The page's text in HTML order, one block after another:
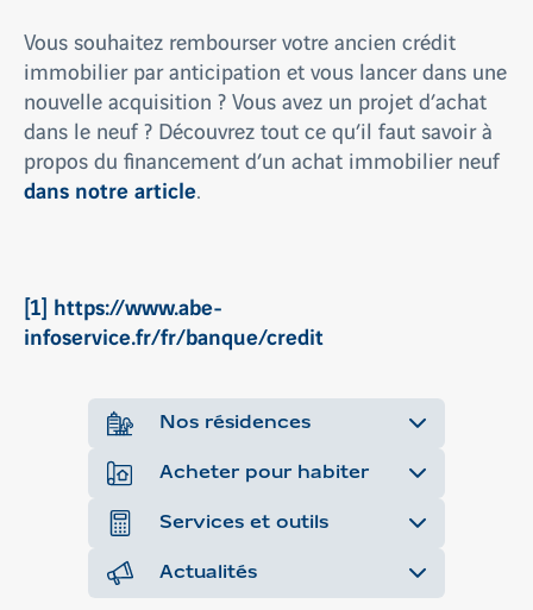
Nos résidences
Acheter pour habiter
Services et outils
Actualités
Vous souhaitez rembourser votre ancien crédit
immobilier par anticipation et vous lancer dans une
nouvelle acquisition ? Vous avez un projet d’achat
dans le neuf ? Découvrez tout ce qu’il faut savoir à
propos du financement d’un achat immobilier neuf
dans notre article.
[1] https://www.abe-
infoservice.fr/fr/banque/credit